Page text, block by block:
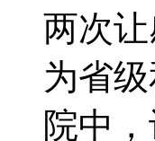
两次
为省
院中